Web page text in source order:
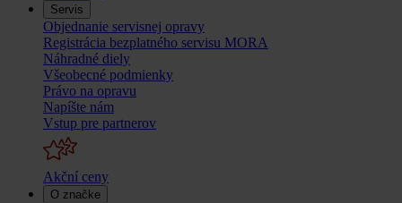
Servis
Objednanie servisnej opravy
Registrácia bezplatného servisu MORA
Náhradné diely
Všeobecné podmienky
Právo na opravu
Napíšte nám
Vstup pre partnerov
Akční ceny
O značke